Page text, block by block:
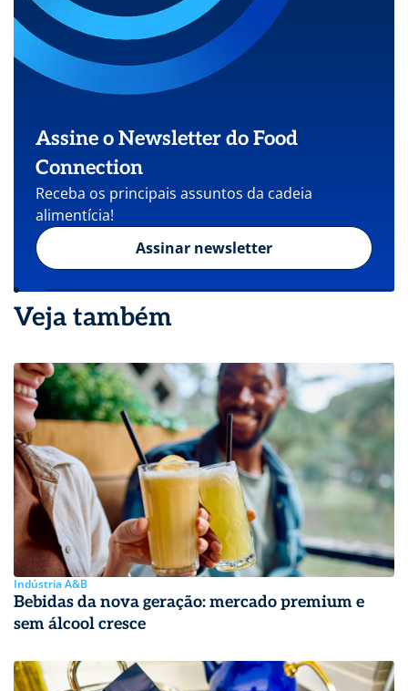
Assine o Newsletter do Food
Connection
Receba os principais assuntos da cadeia
alimentícia!
Assinar newsletter
Veja também
Indústria A&B
Bebidas da nova geração: mercado premium e
sem álcool cresce